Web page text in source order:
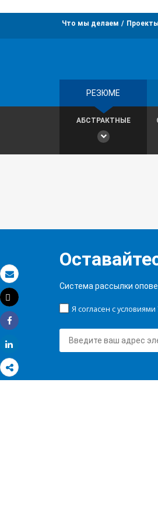
Электронная почта
Распечатать
Tweet
Share
Что мы делаем
РЕЗЮМЕ
АБСТРАКТНЫЕ
Система рассылки
Я согласен с